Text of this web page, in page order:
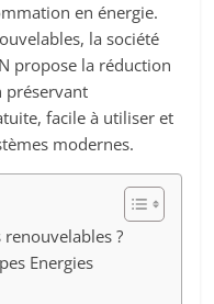
en énergie.
la société
propose la réduction
préservant
facile à utiliser et
modernes.
?
Energies